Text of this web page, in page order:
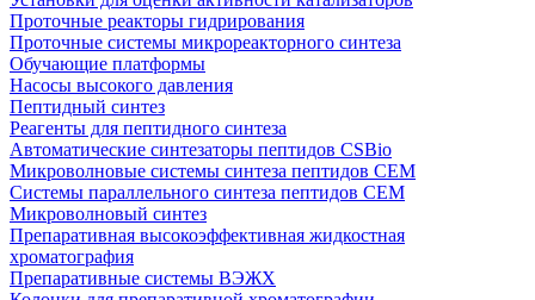
Проточные реакторы гидрирования
Проточные системы микрореакторного синтеза
Обучающие платформы
Насосы высокого давления
Пептидный синтез
Реагенты для пептидного синтеза
Автоматические синтезаторы пептидов CSBio
Микроволновые системы синтеза пептидов CEM
Системы параллельного синтеза пептидов CEM
Микроволновый синтез
Препаративная высокоэффективная жидкостная
хроматография
Препаративные системы ВЭЖХ